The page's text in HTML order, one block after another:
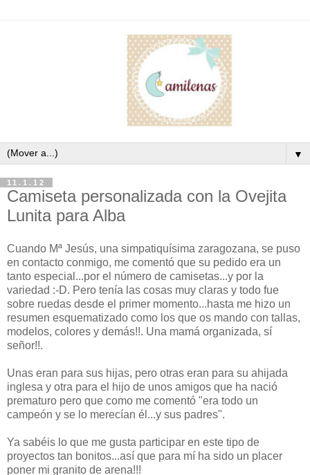
▼
11.1.12
Camiseta personalizada con la Ovejita
Lunita para Alba
Cuando Mª Jesús, una simpatiquísima zaragozana, se puso
en contacto conmigo, me comentó que su pedido era un
tanto especial...por el número de camisetas...y por la
variedad :-D. Pero tenía las cosas muy claras y todo fue
sobre ruedas desde el primer momento...hasta me hizo un
resumen esquematizado como los que os mando con tallas,
modelos, colores y demás!!. Una mamá organizada, sí
señor!!.
Unas eran para sus hijas, pero otras eran para su ahijada
inglesa y otra para el hijo de unos amigos que ha nació
prematuro pero que como me comentó "era todo un
campeón y se lo merecían él...y sus padres".
Ya sabéis lo que me gusta participar en este tipo de
proyectos tan bonitos...así que para mí ha sido un placer
poner mi granito de arena!!!